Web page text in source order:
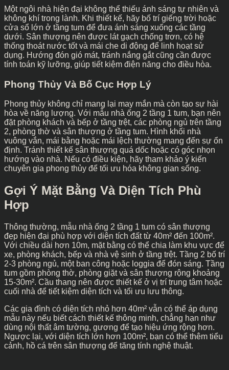
Một ngôi nhà hiện đại không thể thiếu ánh sáng tự nhiên và
không khí trong lành. Khi thiết kế, hãy bố trí giếng trời hoặc
cửa sổ lớn ở tầng tum để đưa ánh sáng xuống các tầng
dưới. Sân thượng nên được lát gạch chống trơn, có hệ
thống thoát nước tốt và mái che di động để linh hoạt sử
dụng. Hướng đón gió mát, tránh nắng gắt cũng cần được
tính toán kỹ lưỡng, giúp tiết kiệm điện năng cho điều hòa.
Phong Thủy Và Bố Cục Hợp Lý
Phong thủy không chỉ mang lại may mắn mà còn tạo sự hài
hòa về năng lượng. Với mẫu nhà ống 2 tầng 1 tum, bạn nên
đặt phòng khách và bếp ở tầng trệt, các phòng ngủ trên tầng
2, phòng thờ và sân thượng ở tầng tum. Hình khối nhà
vuông vắn, mái bằng hoặc mái lệch thường mang đến sự ổn
định. Tránh thiết kế sân thượng quá dốc hoặc có góc nhọn
hướng vào nhà. Nếu có điều kiện, hãy tham khảo ý kiến
chuyên gia phong thủy để tối ưu hóa không gian sống.
Gợi Ý Mặt Bằng Và Diện Tích Phù
Hợp
Thông thường, mẫu nhà ống 2 tầng 1 tum có sân thượng
đẹp hiện đại phù hợp với diện tích đất từ 40m² đến 100m².
Với chiều dài hơn 10m, mặt bằng có thể chia làm khu vực để
xe, phòng khách, bếp và nhà vệ sinh ở tầng trệt. Tầng 2 bố trí
2-3 phòng ngủ, một ban công hoặc loggia để đón sáng. Tầng
tum gồm phòng thờ, phòng giặt và sân thượng rộng khoảng
15-30m². Cầu thang nên được thiết kế ở vị trí trung tâm hoặc
cuối nhà để tiết kiệm diện tích và tối ưu lưu thông.
Các gia đình có diện tích nhỏ hơn 40m² vẫn có thể áp dụng
mẫu này nếu biết cách thiết kế thông minh, chẳng hạn như
dùng nội thất âm tường, gương để tạo hiệu ứng rộng hơn.
Ngược lại, với diện tích lớn hơn 100m², bạn có thể thêm tiểu
cảnh, hồ cá trên sân thượng để tăng tính nghệ thuật.